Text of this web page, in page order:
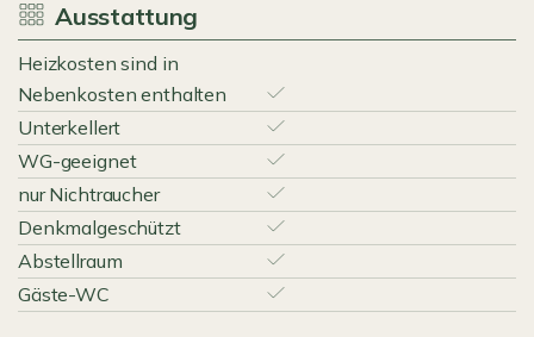
Ausstattung
Heizkosten sind in
Nebenkosten enthalten
Unterkellert
WG-geeignet
nur Nichtraucher
Denkmalgeschützt
Abstellraum
Gäste-WC